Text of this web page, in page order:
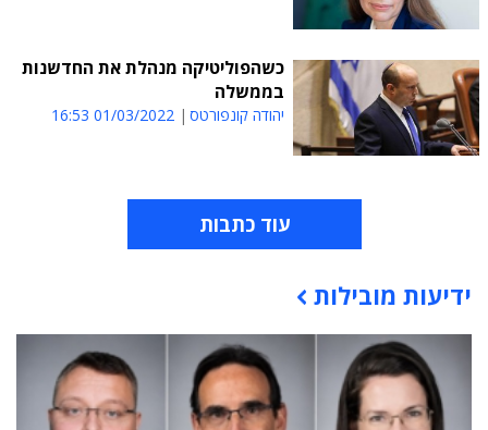
כשהפוליטיקה מנהלת את החדשנות
בממשלה
יהודה קונפורטס 01/03/2022 16:53
עוד כתבות
תוכן פרסומי
ידיעות מובילות